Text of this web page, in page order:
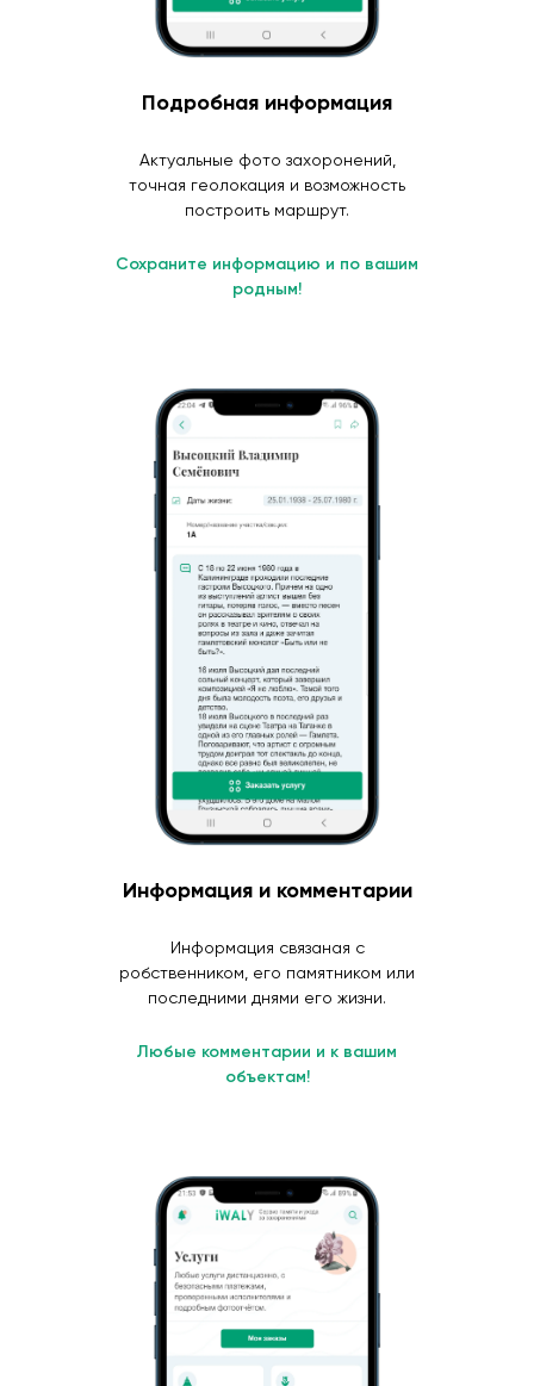
Подробная информация
Актуальные фото захоронений,
точная геолокация и возможность
построить маршрут.
Сохраните информацию и по вашим
родным!
Информация и комментарии
Информация связаная с
робственником, его памятником или
последними днями его жизни.
Любые комментарии и к вашим
объектам!